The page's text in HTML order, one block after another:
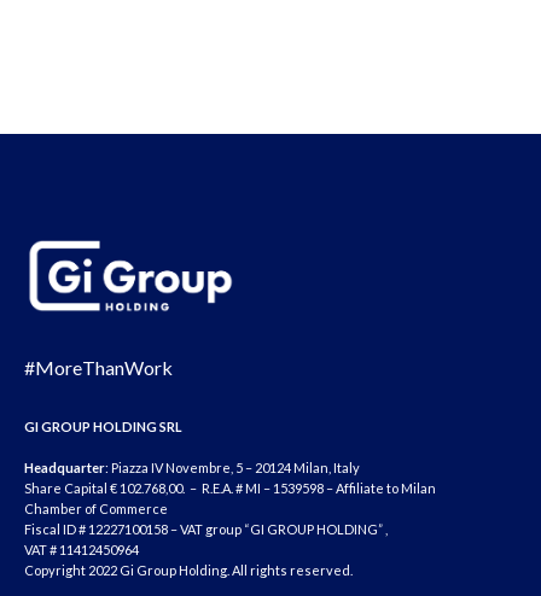
#MoreThanWork
GI GROUP HOLDING SRL
Headquarter: Piazza IV Novembre, 5 – 20124 Milan, Italy
Share Capital € 102.768,00. – R.E.A. # MI – 1539598 – Affiliate to Milan
Chamber of Commerce
Fiscal ID # 12227100158 – VAT group “GI GROUP HOLDING” ,
VAT # 11412450964
Copyright 2022 Gi Group Holding. All rights reserved.